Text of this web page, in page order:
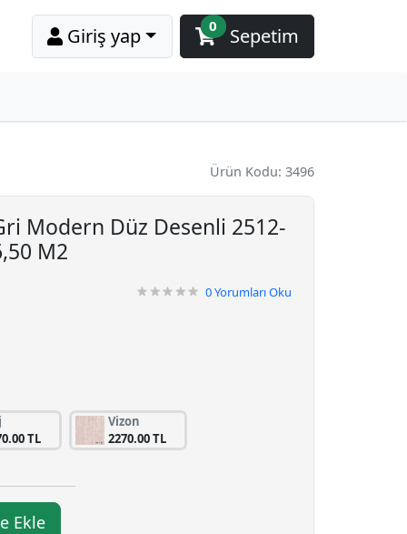
Giriş yap Sepetim
0
Ürün Kodu: 3496
Modern Düz Desenli 2512-
M2
0Yorumları Oku
TL
Vizon
2270.00 TL
Ekle